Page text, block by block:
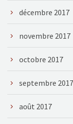
décembre 2017
novembre 2017
octobre 2017
septembre 2017
août 2017